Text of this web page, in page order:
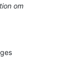
om